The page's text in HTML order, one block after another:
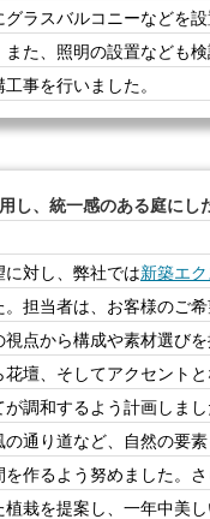
グラスバルコニーなどを
た、照明の設置なども
事を行いました。
し、統一感のある庭にし
対し、弊社では新築エ
。担当者は、お客様のご
点から構成や素材選び
花壇、そしてアクセント
調和するよう計画しまし
通り道など、自然の要
作るよう努めました。
栽を提案し、一年中美